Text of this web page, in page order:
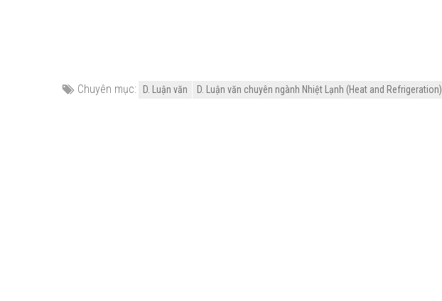
Chuyên mục: D. Luận văn D. Luận văn chuyên ngành Nhiệt Lạnh (Heat and Refrigeration)